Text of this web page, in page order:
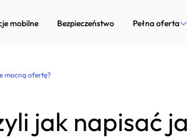
mobilne Bezpieczeństwo Pełna oferta
mocną ofertę?
jak napisać